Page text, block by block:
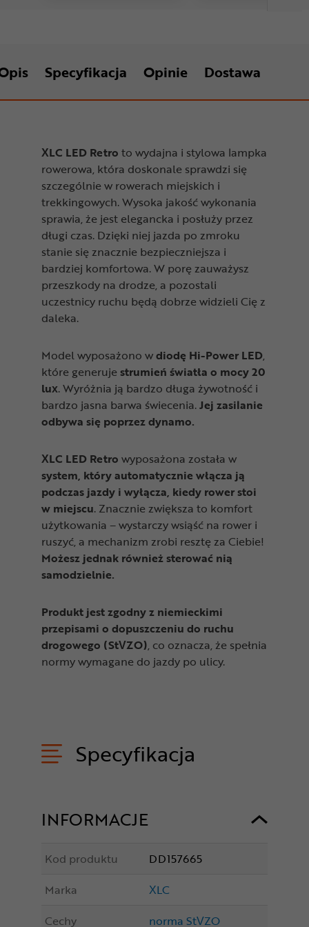
Specyfikacja Opinie Dostawa
XLC LED Retro to wydajna i stylowa lampka
rowerowa, która doskonale sprawdzi się
szczególnie w rowerach miejskich i
trekkingowych. Wysoka jakość wykonania
sprawia, że jest elegancka i posłuży przez
długi czas. Dzięki niej jazda po zmroku
stanie się znacznie bezpieczniejsza i
bardziej komfortowa. W porę zauważysz
przeszkody na drodze, a pozostali
uczestnicy ruchu będą dobrze widzieli Cię z
daleka.
Model wyposażono wdiodę Hi-Power LED,
które generuje strumień światła o mocy 20
lux. Wyróżnia ją bardzo długa żywotność i
bardzo jasna barwa świecenia.Jej zasilanie
odbywa się poprzez dynamo.
XLC LED Retro wyposażona została w
system, który automatycznie włącza ją
podczas jazdy i wyłącza, kiedy rower stoi
w miejscu. Znacznie zwiększa to komfort
użytkowania – wystarczy wsiąść na rower i
ruszyć, a mechanizm zrobi resztę za Ciebie!
Możesz jednak również sterować nią
samodzielnie.
Produkt jest zgodny z niemieckimi
przepisami o dopuszczeniu do ruchu
drogowego (StVZO), co oznacza, że spełnia
normy wymagane do jazdy po ulicy.
Specyfikacja
INFORMACJE
Kod produktu
DD157665
Marka
XLC
Cechy
norma StVZO